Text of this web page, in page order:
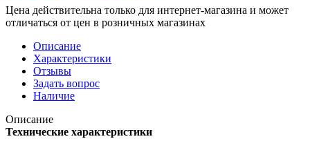
Цена действительна только для интернет-магазина и может
отличаться от цен в розничных магазинах
Описание
Характеристики
Отзывы
Задать вопрос
Наличие
Описание
Технические характеристики